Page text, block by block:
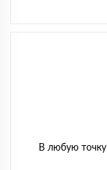
В любую